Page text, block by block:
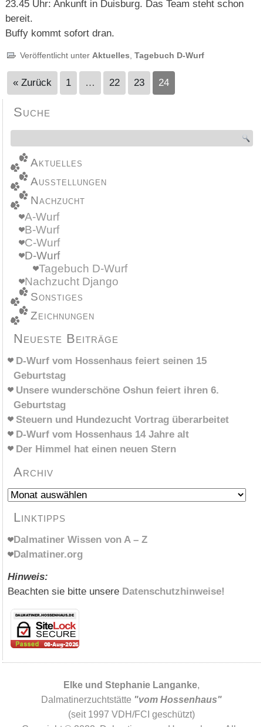
23.45 Uhr: Ankunft in Duisburg. Das Team steht schon
bereit.
Buffy kommt sofort dran.
Veröffentlicht unter Aktuelles,Tagebuch D-Wurf
« Zurück 1 … 22 23 24
Suche
Aktuelles
Ausstellungen
Nachzucht
A-Wurf
B-Wurf
C-Wurf
D-Wurf
Tagebuch D-Wurf
Nachzucht Django
Sonstiges
Zeichnungen
Neueste Beiträge
D-Wurf vom Hossenhaus feiert seinen 15
Geburtstag
Unsere wunderschöne Oshun feiert ihren 6.
Geburtstag
Steuern und Hundezucht Vortrag überarbeitet
D-Wurf vom Hossenhaus 14 Jahre alt
Der Himmel hat einen neuen Stern
Archiv
Archiv
Linktipps
Dalmatiner Wissen von A – Z
Dalmatiner.org
Hinweis:
Beachten sie bitte unsere Datenschutzhinweise!
Elke und Stephanie Langanke,
Dalmatinerzuchtstätte "vom Hossenhaus"
(seit 1997 VDH/FCI geschützt)